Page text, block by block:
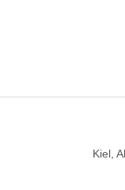
Kiel,